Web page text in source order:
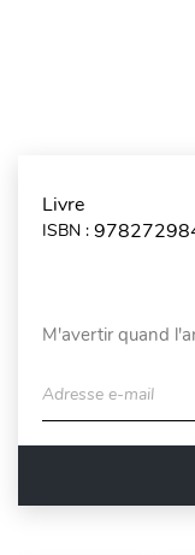
Livre
ISBN :
M'avertir quand
Adresse e-mail